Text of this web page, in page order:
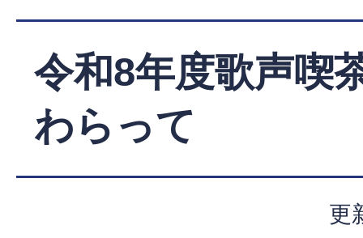
令和8年度歌声喫
わらって
更